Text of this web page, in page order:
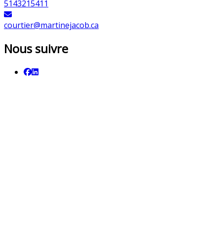
5143215411
courtier@martinejacob.ca
Nous suivre